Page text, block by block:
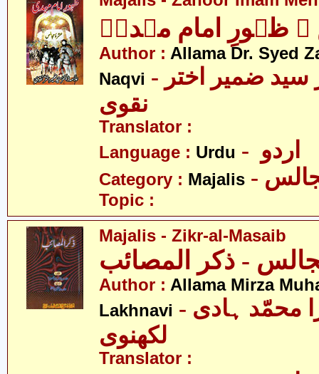
ظہورِ امام مہدیؑ
Author : Allama Dr. Syed
Naqvi - علامہ ڈاکٹر سید ضمیر اختر
نقوی
Translator :
Language : Urdu
Category : Majalis
Topic :
Majalis - Zikr-al-Masaib
Author : Allama Mirza
Lakhnavi - علامہ مرزا محمّد ہادی
لکھنوی
Translator :